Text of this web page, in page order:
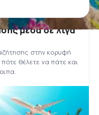
μέσα σε λίγα
στην κορυφή
θέλετε να πάτε και